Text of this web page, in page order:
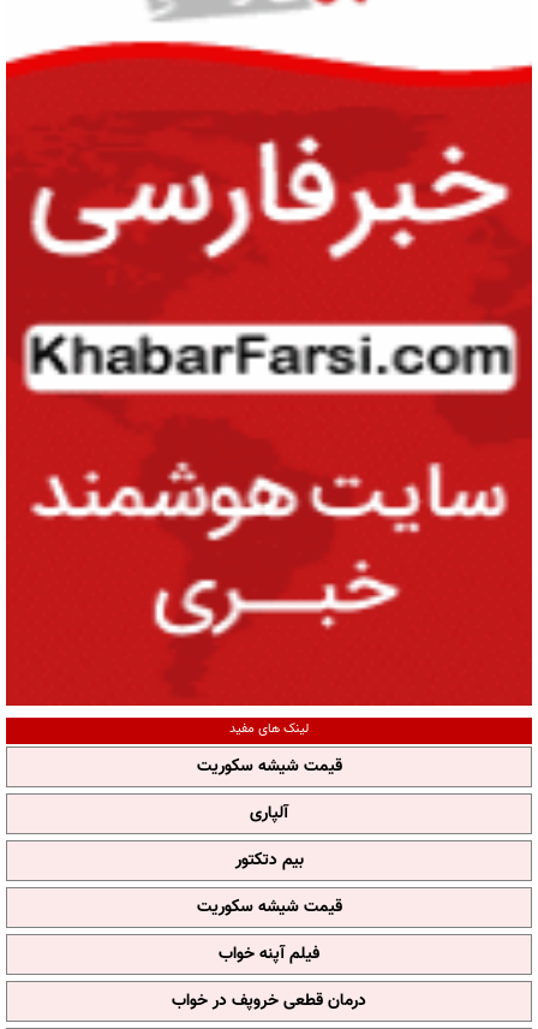
لینک های مفید
قیمت شیشه سکوریت
آلپاری
بیم دتکتور
قیمت شیشه سکوریت
فیلم آپنه خواب
درمان قطعی خروپف در خواب